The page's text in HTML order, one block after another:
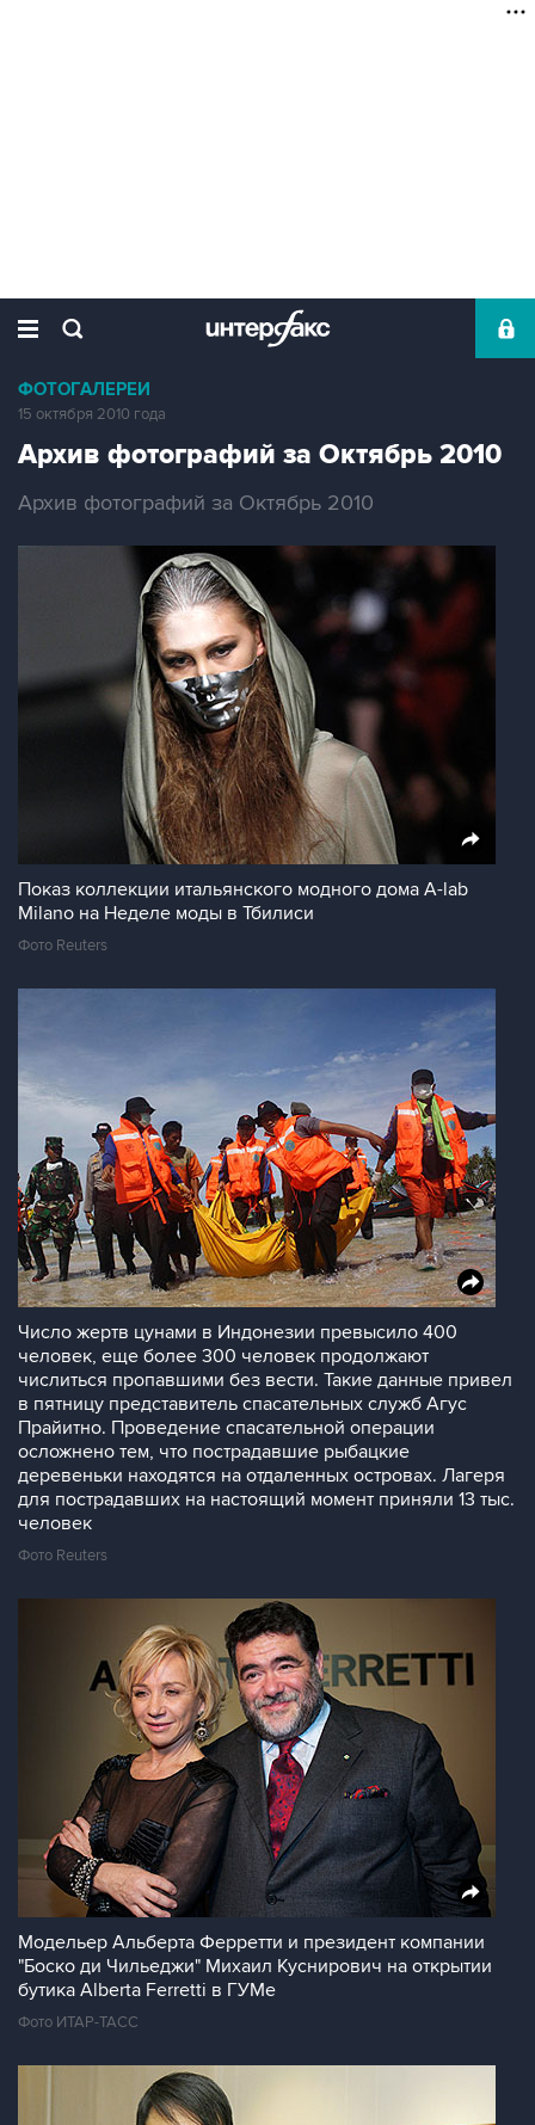
ФОТОГАЛЕРЕИ
15 октября 2010 года
Архив фотографий за Октябрь 2010
Архив фотографий за Октябрь 2010
Показ коллекции итальянского модного дома A-lab
Milano на Неделе моды в Тбилиси
Фото Reuters
Число жертв цунами в Индонезии превысило 400
человек, еще более 300 человек продолжают
числиться пропавшими без вести. Такие данные привел
в пятницу представитель спасательных служб Агус
Прайитно. Проведение спасательной операции
осложнено тем, что пострадавшие рыбацкие
деревеньки находятся на отдаленных островах. Лагеря
для пострадавших на настоящий момент приняли 13 тыс.
человек
Фото Reuters
Модельер Альберта Ферретти и президент компании
"Боско ди Чильеджи" Михаил Куснирович на открытии
бутика Alberta Ferretti в ГУМе
Фото ИТАР-ТАСС